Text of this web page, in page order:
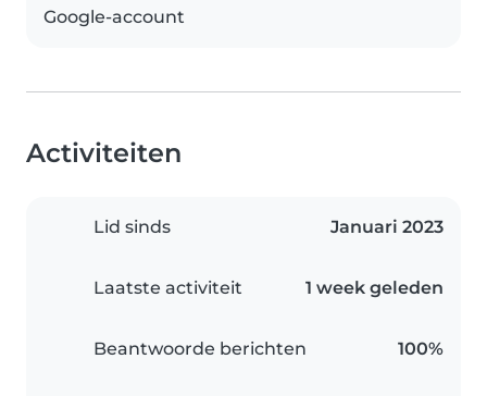
Google-account
Activiteiten
Lid sinds Januari 2023
Laatste activiteit 1 week geleden
Beantwoorde berichten 100%